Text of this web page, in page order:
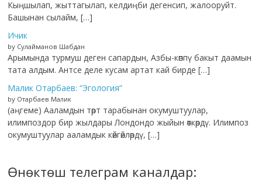
Кыңшылап, жыттагылап, келдиңби дегенсип, жалооруйт.
Башынан сылайм, […]
Ичик
by Сулайманов Шабдан
Арымында турмуш деген сапардын, Азбы-көппү бакыт даамын
тата алдым. Антсе деле кусам артат кай бирде […]
Малик Отарбаев: “Эгология”
by Отарбаев Малик
(аңгеме) Ааламдын төрт тарабынан окумуштуулар,
илимпоздор бир жылдары Лондондо жыйын өткөрдү. Илимпоз
окумуштуулар ааламдык көйгөйлөрдү, […]
Өнөктөш телеграм каналдар: